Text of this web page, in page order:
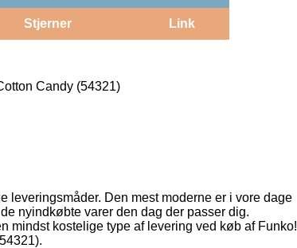
Stjerner Link
Candy (54321)
Den mest moderne er i vore dage
nyindkøbte varer den dag der passer dig.
mindst kostelige type af levering ved køb af Funko!